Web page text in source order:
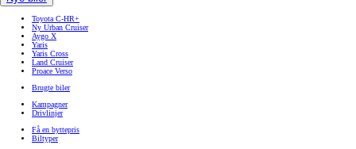
Toyota C-HR+
Ny Urban Cruiser
Aygo X
Yaris
Yaris Cross
Land Cruiser
Proace Verso
Brugte biler
Kampagner
Drivlinjer
Få en byttepris
Biltyper